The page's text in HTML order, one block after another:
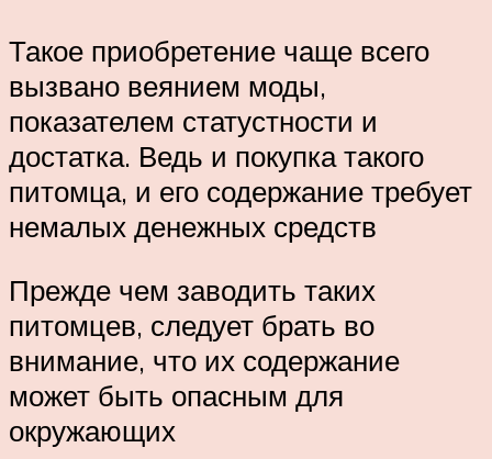
Такое приобретение чаще всего
вызвано веянием моды,
показателем статустности и
достатка. Ведь и покупка такого
питомца, и его содержание требует
немалых денежных средств
Прежде чем заводить таких
питомцев, следует брать во
внимание, что их содержание
может быть опасным для
окружающих